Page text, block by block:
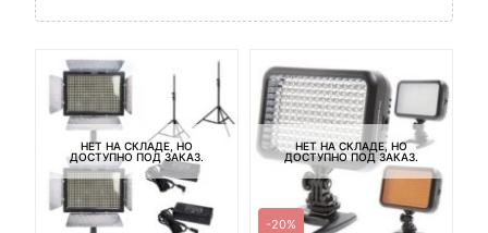
НЕТ НА СКЛАДЕ, НО
ДОСТУПНО ПОД ЗАКАЗ.
НЕТ НА СКЛАДЕ, НО
ДОСТУПНО ПОД ЗАКАЗ.
-20%